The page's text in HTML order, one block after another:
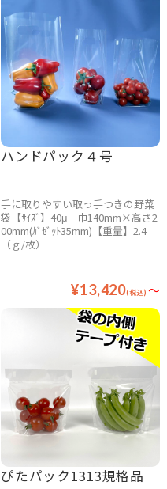
ハンドパック４号
¥13,420(税込) ～
手に取りやすい取っ手つきの野菜
袋【ｻｲｽﾞ】40μ 巾140mm×高さ2
00mm(ｶﾞｾﾞｯﾄ35mm)【重量】2.4
（ｇ/枚）
ぴたパック1313規格品